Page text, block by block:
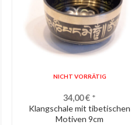
NICHT VORRÄTIG
34,00€ *
Klangschale mit tibetischen
Motiven 9cm